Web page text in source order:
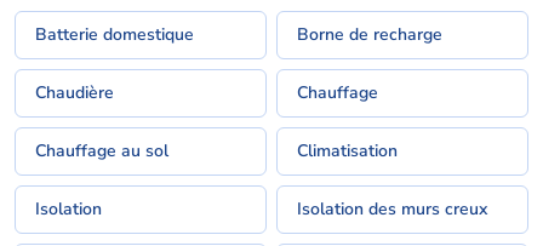
Batterie domestique Borne de recharge
Chaudière Chauffage
Chauffage au sol Climatisation
Isolation Isolation des murs creux